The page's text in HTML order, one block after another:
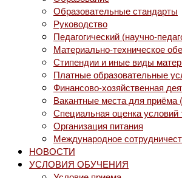
Образовательные стандарты
Руководство
Педагогический (научно-
Материально-техническое
Стипендии и иные виды
Платные образовательные
Финансово-хозяйственная
Вакантные места для приёма
Специальная оценка
Организация питания
Международное
НОВОСТИ
УСЛОВИЯ ОБУЧЕНИЯ